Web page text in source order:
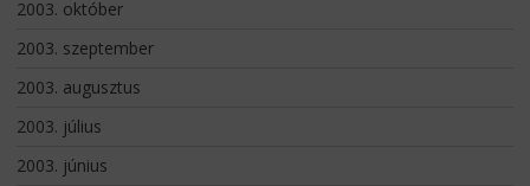
2003. október
2003. szeptember
2003. augusztus
2003. július
2003. június